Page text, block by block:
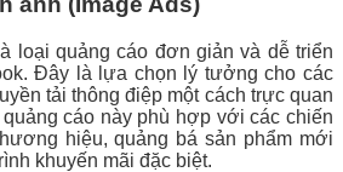
loại quảng cáo đơn giản và dễ triển
Đây là lựa chọn lý tưởng cho các
tải thông điệp một cách trực quan
cáo này phù hợp với các chiến
hiệu, quảng bá sản phẩm mới
khuyến mãi đặc biệt.